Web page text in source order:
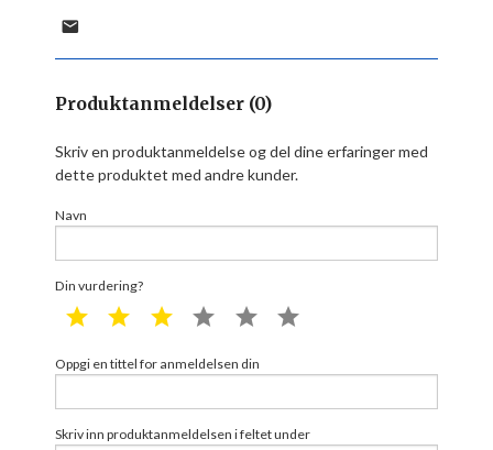
Produktanmeldelser (0)
Skriv en produktanmeldelse og del dine erfaringer med
dette produktet med andre kunder.
Navn
Din vurdering?
1 star 2 star 3 star 4 star 5 star
Oppgi en tittel for anmeldelsen din
Skriv inn produktanmeldelsen i feltet under